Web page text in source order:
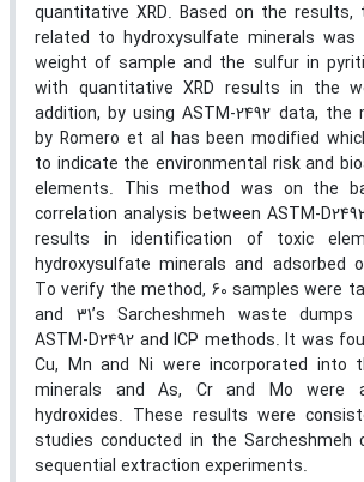
quantitative XRD. Based on the
related to hydroxysulfate minerals was
weight of sample and the sulfur in
with quantitative XRD results in the
addition, by using ASTM-2492 data, the
by Romero et al has been modified
to indicate the environmental risk and
elements. This method was on the
correlation analysis between ASTM-
results in identification of toxic
hydroxysulfate minerals and adsorbed
To verify the method, 60 samples were
and 31’s Sarcheshmeh waste
ASTM-D2492 and ICP methods. It was
Cu, Mn and Ni were incorporated into
minerals and As, Cr and Mo were
hydroxides. These results were
studies conducted in the Sarcheshmeh
sequential extraction experiments.